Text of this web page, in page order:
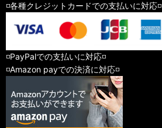
◽️各種クレジットカードでの支払いに対応◽️
◽️PayPalでの支払いに対応◽️
◽️Amazon payでの決済に対応◽️